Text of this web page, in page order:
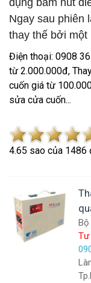
dụng bấm nút
Ngay sau phiên
thay thế bởi một
Điện thoại: 0908
từ 2.000.000đ,
cuốn giá từ
sửa cửa cuốn...
4.65 sao của 1486
Tư